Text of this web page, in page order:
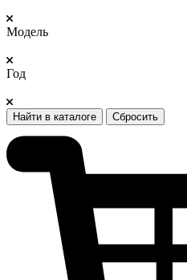
Модель
Год
Найти в каталоге Сбросить